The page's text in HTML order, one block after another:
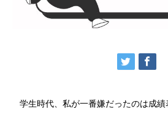
学生時代、私が一番嫌だったのは成